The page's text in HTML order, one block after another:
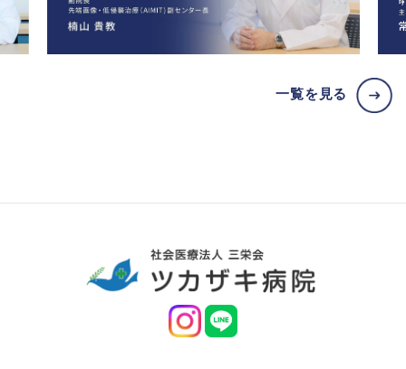
一覧を見る